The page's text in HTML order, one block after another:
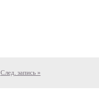
След. запись »